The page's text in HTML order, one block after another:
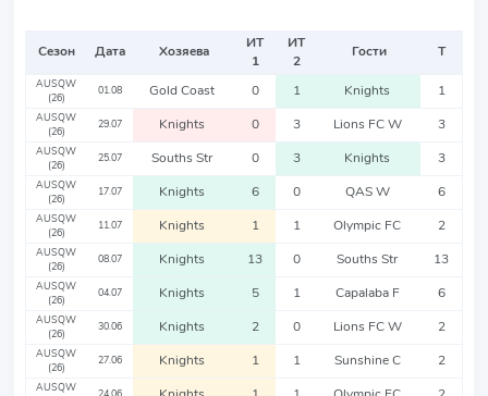
Сезон Дата Хозяева
ИТ
1
ИТ
2
Гости Т
AUSQW
(26)
01.08 Gold Coast 0 1 Knights 1
AUSQW
(26)
29.07 Knights 0 3 Lions FC W 3
AUSQW
(26)
25.07 Souths Str 0 3 Knights 3
AUSQW
(26)
17.07 Knights 6 0 QAS W 6
AUSQW
(26)
11.07 Knights 1 1 Olympic FC 2
AUSQW
(26)
08.07 Knights 13 0 Souths Str 13
AUSQW
(26)
04.07 Knights 5 1 Capalaba F 6
AUSQW
(26)
30.06 Knights 2 0 Lions FC W 2
AUSQW
(26)
27.06 Knights 1 1 Sunshine C 2
AUSQW